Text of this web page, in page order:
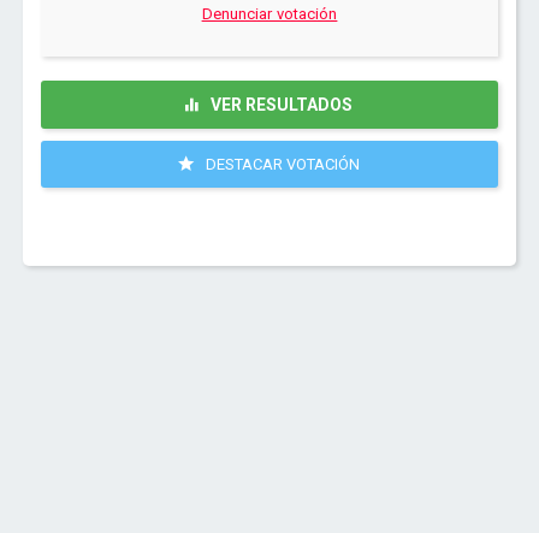
Denunciar votación
VER RESULTADOS
DESTACAR VOTACIÓN